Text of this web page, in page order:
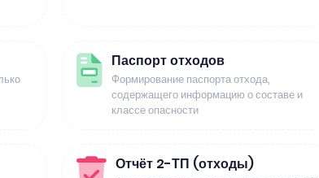
Паспорт отходов
Формирование паспорта отхода,
содержащего информацию о составе и
классе опасности
Отчёт 2-ТП (отходы)